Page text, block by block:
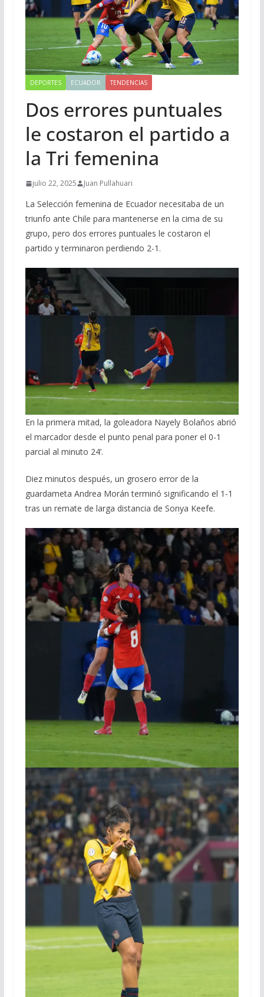
DEPORTES ECUADOR TENDENCIAS
Dos errores puntuales
le costaron el partido a
la Tri femenina
julio 22, 2025 Juan Pullahuari
La Selección femenina de Ecuador necesitaba de un
triunfo ante Chile para mantenerse en la cima de su
grupo, pero dos errores puntuales le costaron el
partido y terminaron perdiendo 2-1.
En la primera mitad, la goleadora Nayely Bolaños abrió
el marcador desde el punto penal para poner el 0-1
parcial al minuto 24’.
Diez minutos después, un grosero error de la
guardameta Andrea Morán terminó significando el 1-1
tras un remate de larga distancia de Sonya Keefe.